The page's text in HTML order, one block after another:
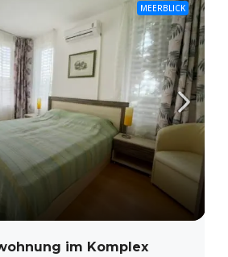
MEERBLICK
im Komplex